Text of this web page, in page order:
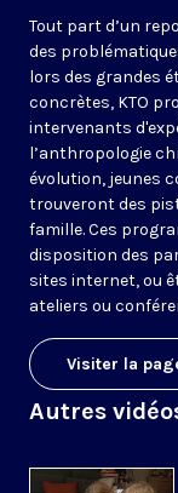
Tout part d’un
des
lors des grandes
concrètes, KTO
intervenants
l’anthropologie
évolution, jeunes
trouveront des
famille. Ces
disposition des
sites internet, ou
ateliers ou
Visiter la
Autres